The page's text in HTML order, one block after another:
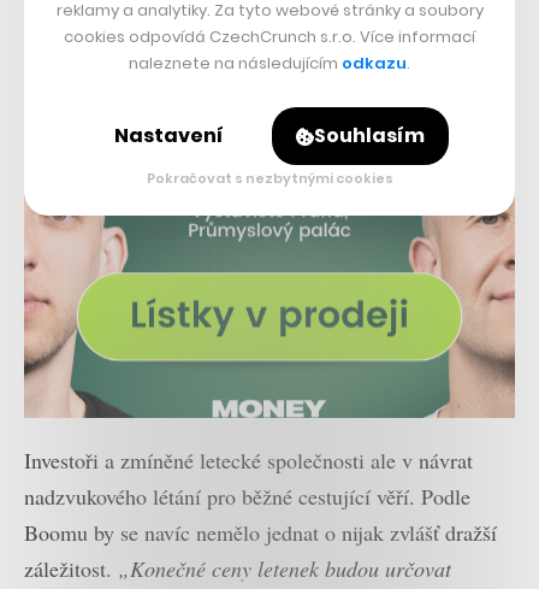
Investoři a zmíněné letecké společnosti ale v návrat
nadzvukového létání pro běžné cestující věří. Podle
Boomu by se navíc nemělo jednat o nijak zvlášť dražší
záležitost. „Konečné ceny letenek budou určovat
reklamy a analytiky. Za tyto webové stránky a soubory
cookies odpovídá CzechCrunch s.r.o. Více informací
naleznete na následujícím odkazu.
Nastavení Souhlasím
Pokračovat s nezbytnými cookies